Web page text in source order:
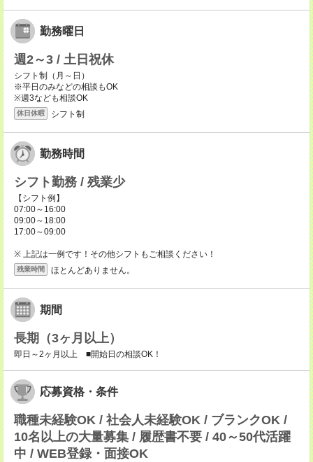
勤務曜日
週2～3 / 土日祝休
シフト制（月～日）
※平日のみなどの相談もOK
※週3なども相談OK
休日休暇 シフト制
勤務時間
シフト勤務 / 残業少
【シフト例】
07:00～16:00
09:00～18:00
17:00～09:00
※ 上記は一例です！その他シフトもご相談ください！
残業時間 ほとんどありません。
期間
長期（3ヶ月以上）
即日～2ヶ月以上 ■開始日の相談OK！
応募資格・条件
職種未経験OK / 社会人未経験OK / ブランクOK /
10名以上の大量募集 / 履歴書不要 / 40～50代活躍
中 / WEB登録・面接OK